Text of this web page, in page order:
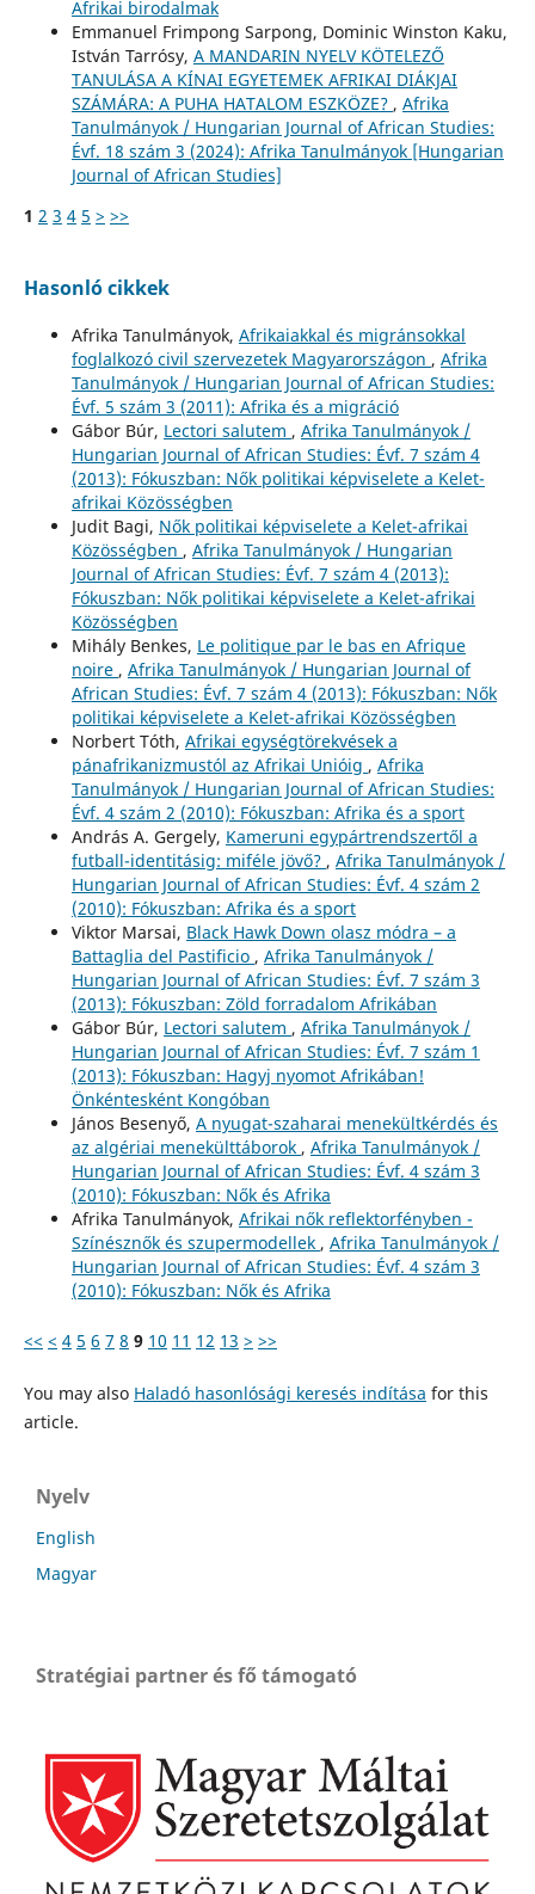
Afrikai birodalmak
Emmanuel Frimpong Sarpong, Dominic Winston Kaku,
István Tarrósy, A MANDARIN NYELV KÖTELEZŐ
TANULÁSA A KÍNAI EGYETEMEK AFRIKAI DIÁKJAI
SZÁMÁRA: A PUHA HATALOM ESZKÖZE? , Afrika
Tanulmányok / Hungarian Journal of African Studies:
Évf. 18 szám 3 (2024): Afrika Tanulmányok [Hungarian
Journal of African Studies]
1 2 3 4 5 > >>
Hasonló cikkek
Afrika Tanulmányok, Afrikaiakkal és migránsokkal
foglalkozó civil szervezetek Magyarországon , Afrika
Tanulmányok / Hungarian Journal of African Studies:
Évf. 5 szám 3 (2011): Afrika és a migráció
Gábor Búr, Lectori salutem , Afrika Tanulmányok /
Hungarian Journal of African Studies: Évf. 7 szám 4
(2013): Fókuszban: Nők politikai képviselete a Kelet-
afrikai Közösségben
Judit Bagi, Nők politikai képviselete a Kelet-afrikai
Közösségben , Afrika Tanulmányok / Hungarian
Journal of African Studies: Évf. 7 szám 4 (2013):
Fókuszban: Nők politikai képviselete a Kelet-afrikai
Közösségben
Mihály Benkes, Le politique par le bas en Afrique
noire , Afrika Tanulmányok / Hungarian Journal of
African Studies: Évf. 7 szám 4 (2013): Fókuszban: Nők
politikai képviselete a Kelet-afrikai Közösségben
Norbert Tóth, Afrikai egységtörekvések a
pánafrikanizmustól az Afrikai Unióig , Afrika
Tanulmányok / Hungarian Journal of African Studies:
Évf. 4 szám 2 (2010): Fókuszban: Afrika és a sport
András A. Gergely, Kameruni egypártrendszertől a
futball-identitásig: miféle jövő? , Afrika Tanulmányok /
Hungarian Journal of African Studies: Évf. 4 szám 2
(2010): Fókuszban: Afrika és a sport
Viktor Marsai, Black Hawk Down olasz módra – a
Battaglia del Pastificio , Afrika Tanulmányok /
Hungarian Journal of African Studies: Évf. 7 szám 3
(2013): Fókuszban: Zöld forradalom Afrikában
Gábor Búr, Lectori salutem , Afrika Tanulmányok /
Hungarian Journal of African Studies: Évf. 7 szám 1
(2013): Fókuszban: Hagyj nyomot Afrikában!
Önkéntesként Kongóban
János Besenyő, A nyugat-szaharai menekültkérdés és
az algériai menekülttáborok , Afrika Tanulmányok /
Hungarian Journal of African Studies: Évf. 4 szám 3
(2010): Fókuszban: Nők és Afrika
Afrika Tanulmányok, Afrikai nők reflektorfényben -
Színésznők és szupermodellek , Afrika Tanulmányok /
Hungarian Journal of African Studies: Évf. 4 szám 3
(2010): Fókuszban: Nők és Afrika
<< < 4 5 6 7 8 9 10 11 12 13 > >>
You may also Haladó hasonlósági keresés indítása for this
article.
Nyelv
English
Magyar
Stratégiai partner és fő támogató